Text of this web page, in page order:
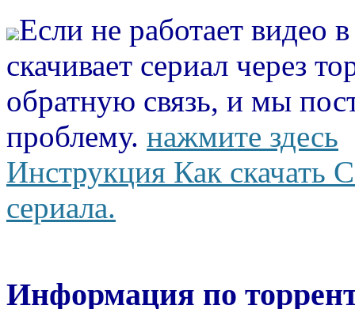
Если не работает видео
скачивает сериал через
обратную связь, и мы
проблему. нажмите здесь
Инструкция Как скачать
сериала.
Информация по